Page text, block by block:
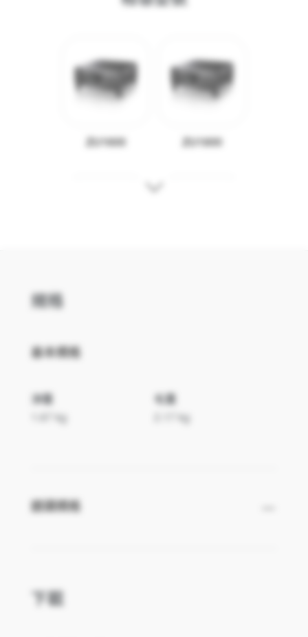
ZU1600 ZU1800
規格
基本規格
淨重
毛重
鏡頭規格
下載